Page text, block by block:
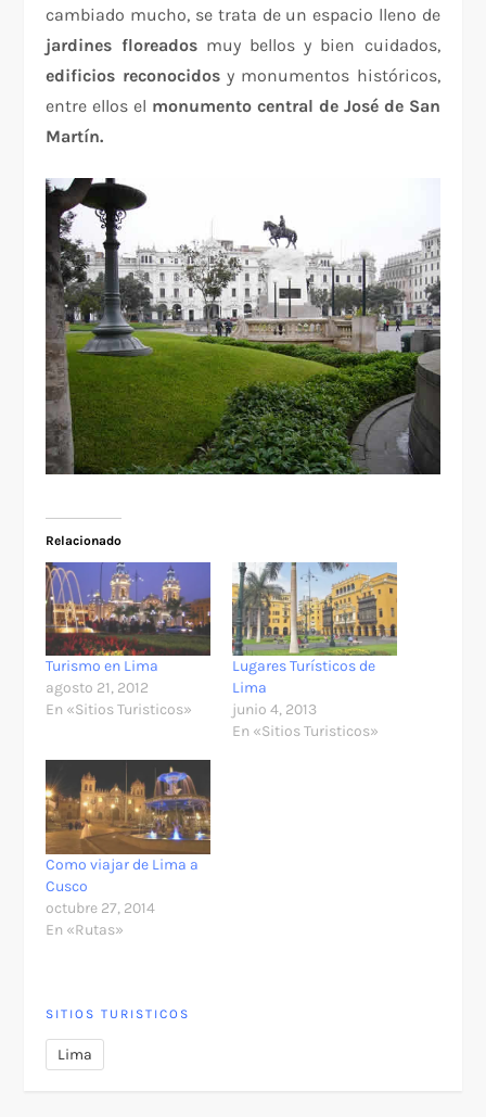
cambiado mucho, se trata de un espacio lleno de
jardines floreadosmuy bellos y bien cuidados,
edificios reconocidosy monumentos históricos,
entre ellos el monumento central de José de San
Martín.
Relacionado
Turismo en Lima
agosto 21, 2012
En «Sitios Turisticos»
Lugares Turísticos de
Lima
junio 4, 2013
En «Sitios Turisticos»
Como viajar de Lima a
Cusco
octubre 27, 2014
En «Rutas»
SITIOS TURISTICOS
Lima